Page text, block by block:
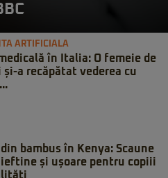
ARTIFICIALA
în Italia: O femeie de
și-a recăpătat vederea cu
bambus în Kenya: Scaune
și ușoare pentru copiii